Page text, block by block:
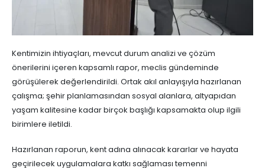
Kentimizin ihtiyaçları, mevcut durum analizi ve çözüm
önerilerini içeren kapsamlı rapor, meclis gündeminde
görüşülerek değerlendirildi. Ortak akıl anlayışıyla hazırlanan
çalışma; şehir planlamasından sosyal alanlara, altyapıdan
yaşam kalitesine kadar birçok başlığı kapsamakta olup ilgili
birimlere iletildi.
Hazırlanan raporun, kent adına alınacak kararlar ve hayata
geçirilecek uygulamalara katkı sağlaması temenni